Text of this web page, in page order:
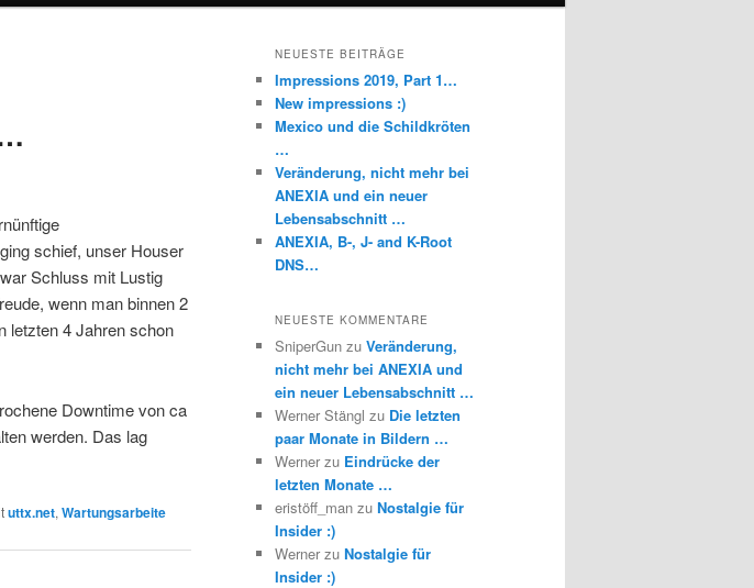
schief, unser Houser
Schluss mit Lustig
wenn man binnen 2
letzten 4 Jahren schon
Downtime von ca
werden. Das lag
uttx.net, Wartungsarbeite
NEUESTE BEITRÄGE
Impressions 2019, Part 1…
New impressions :)
Mexico und die Schildkröten
…
Veränderung, nicht mehr bei
ANEXIA und ein neuer
Lebensabschnitt …
ANEXIA, B-, J- and K-Root
DNS…
NEUESTE KOMMENTARE
SniperGun zu Veränderung,
nicht mehr bei ANEXIA und
ein neuer Lebensabschnitt …
Werner Stängl zu Die letzten
paar Monate in Bildern …
Werner zu Eindrücke der
letzten Monate …
eristöff_man zu Nostalgie für
Insider :)
Werner zu Nostalgie für
Insider :)